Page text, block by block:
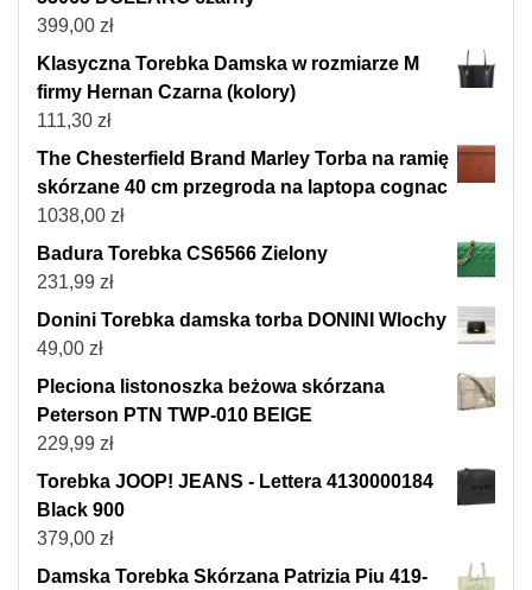
399,00 zł
Klasyczna Torebka Damska w rozmiarze M
firmy Hernan Czarna (kolory)
111,30 zł
The Chesterfield Brand Marley Torba na ramię
skórzane 40 cm przegroda na laptopa cognac
1038,00 zł
Badura Torebka CS6566 Zielony
231,99 zł
Donini Torebka damska torba DONINI Wlochy
49,00 zł
Pleciona listonoszka beżowa skórzana
Peterson PTN TWP-010 BEIGE
229,99 zł
Torebka JOOP! JEANS - Lettera 4130000184
Black 900
379,00 zł
Damska Torebka Skórzana Patrizia Piu 419-